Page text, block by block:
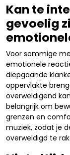
Kan te
gevoelig
Voor sommige
emotionele
diepgaande
oppervlakte
overweldigend
belangrijk om
grenzen en
muziek, zodat je
overweldigd te